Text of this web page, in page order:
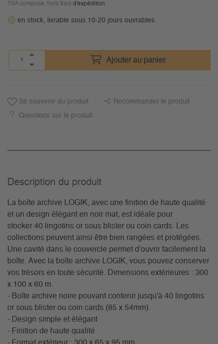
TVA comprise, hors frais d'expédition
en stock, livrable sous 10-20 jours ouvrables
Ajouter au panier
Se souvenir du produit Recommander le produit
Questions sur le produit
Description du­ produit
La boîte archive LOGIK, avec une finition de haute qualité
et un design élégant en noir mat, est idéale pour
stocker 40 lingotins or sous blister ou coin cards. Les
collections peuvent ainsi être bien rangées et protégées.
Une cavité dans le couvercle permet d'ouvrir facilement la
boîte. Avec la boîte archive LOGIK, vous pouvez conserver
vos trésors en toute sécurité. Dimensions extérieures : 300
x 100 x 60 m.
- Boîte archive noire pouvant contenir jusqu'à 40 lingotins
or sous blister ou coin cards (85 x 54mm).
- Design simple et élégant
- Finition de haute qualité